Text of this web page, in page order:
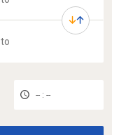
-- : --